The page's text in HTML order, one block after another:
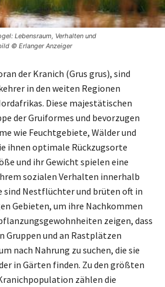
Lebensraum, Verhalten und
© Erlanger Anzeiger
der Kranich (Grus grus), sind
in den weiten Regionen
Diese majestätischen
der Gruiformes und bevorzugen
wie Feuchtgebiete, Wälder und
ihnen optimale Rückzugsorte
und ihr Gewicht spielen eine
sozialen Verhalten innerhalb
sind Nestflüchter und brüten oft in
Gebieten, um ihre Nachkommen
zeigen, dass
Gruppen und an Rastplätzen
nach Nahrung zu suchen, die sie
in Gärten finden. Zu den größten
zählen die